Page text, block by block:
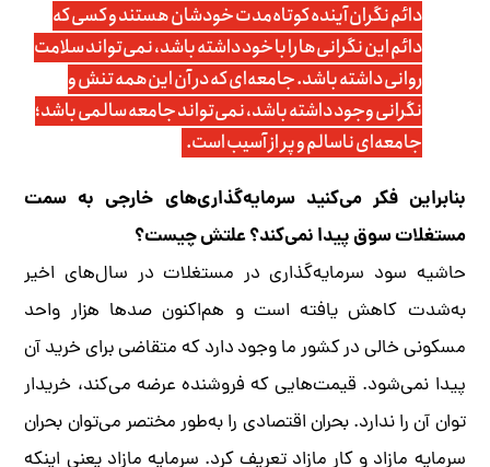
دائم نگران آینده کوتاه‌مدت خودشان هستند و کسی که
دائم این نگرانی‌ها را با خود داشته باشد، نمی‌تواند سلامت
روانی داشته باشد. جامعه‌ای که در آن این‌همه تنش و
نگرانی وجود داشته باشد، نمی‌تواند جامعه سالمی باشد؛
جامعه‌ای ناسالم و پر از آسیب است.
بنابراین فکر می‌کنید سرمایه‌گذاری‌های خارجی به سمت
مستغلات سوق پیدا نمی‌کند؟ علتش چیست؟
حاشیه سود سرمایه‌گذاری در مستغلات در سال‌های اخیر
به‌شدت کاهش یافته است و هم‌اکنون صدها هزار واحد
مسکونی خالی در کشور ما وجود دارد که متقاضی برای خرید آن
پیدا نمی‌شود. قیمت‌هایی که فروشنده عرضه می‌کند، خریدار
توان آن را ندارد. بحران اقتصادی را به‌طور مختصر می‌توان بحران
سرمایه مازاد و کار مازاد تعریف کرد. سرمایه مازاد یعنی اینکه